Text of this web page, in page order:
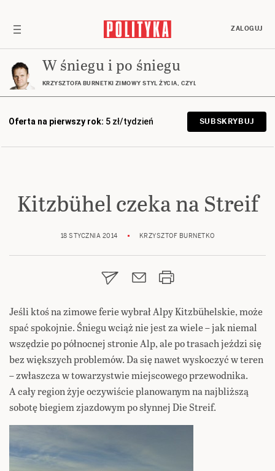
ZALOGUJ
W śniegu i po śniegu
KRZYSZTOFA BURNETKI ZIMOWY STYL ŻYCIA, CZYLI GÓRY, NARTY, DESKA… I
Oferta na pierwszy rok: 5 zł/tydzień SUBSKRYBUJ
Kitzbühel czeka na Streif
18 STYCZNIA 2014 KRZYSZTOF BURNETKO
Jeśli ktoś na zimowe ferie wybrał Alpy Kitzbühelskie, może
spać spokojnie. Śniegu wciąż nie jest za wiele – jak niemal
wszędzie po północnej stronie Alp, ale po trasach jeździ się
bez większych problemów. Da się nawet wyskoczyć w teren
– zwłaszcza w towarzystwie miejscowego przewodnika.
A cały region żyje oczywiście planowanym na najbliższą
sobotę biegiem zjazdowym po słynnej Die Streif.